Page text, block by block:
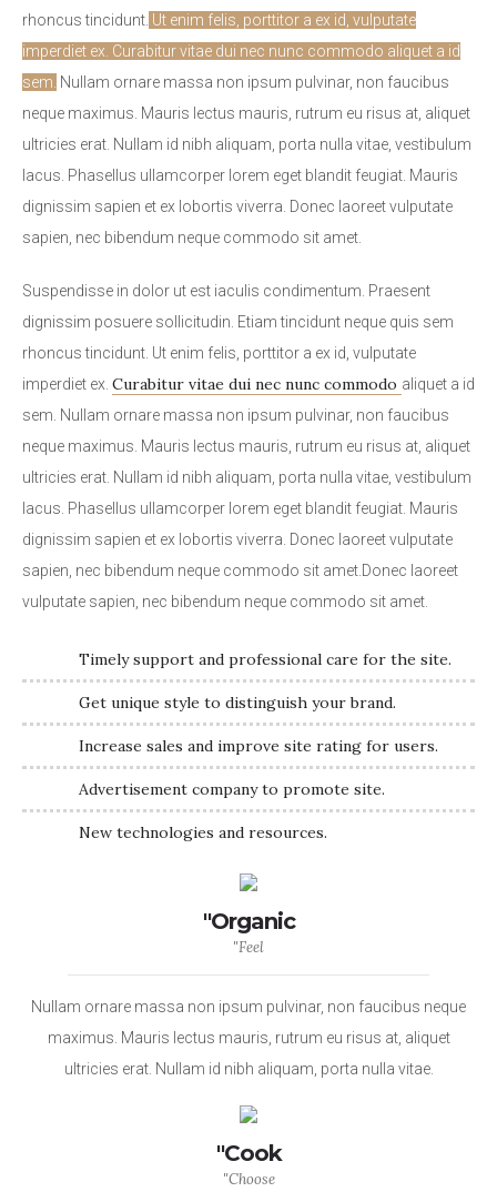
rhoncus tincidunt. Ut enim felis, porttitor a ex id, vulputate
imperdiet ex. Curabitur vitae dui nec nunc commodo aliquet a id
sem. Nullam ornare massa non ipsum pulvinar, non faucibus
neque maximus. Mauris lectus mauris, rutrum eu risus at, aliquet
ultricies erat. Nullam id nibh aliquam, porta nulla vitae, vestibulum
lacus. Phasellus ullamcorper lorem eget blandit feugiat. Mauris
dignissim sapien et ex lobortis viverra. Donec laoreet vulputate
sapien, nec bibendum neque commodo sit amet.
Suspendisse in dolor ut est iaculis condimentum. Praesent
dignissim posuere sollicitudin. Etiam tincidunt neque quis sem
rhoncus tincidunt. Ut enim felis, porttitor a ex id, vulputate
imperdiet ex. Curabitur vitae dui nec nunc commodo aliquet a id
sem. Nullam ornare massa non ipsum pulvinar, non faucibus
neque maximus. Mauris lectus mauris, rutrum eu risus at, aliquet
ultricies erat. Nullam id nibh aliquam, porta nulla vitae, vestibulum
lacus. Phasellus ullamcorper lorem eget blandit feugiat. Mauris
dignissim sapien et ex lobortis viverra. Donec laoreet vulputate
sapien, nec bibendum neque commodo sit amet.Donec laoreet
vulputate sapien, nec bibendum neque commodo sit amet.
Timely support and professional care for the site.
Get unique style to distinguish your brand.
Increase sales and improve site rating for users.
Advertisement company to promote site.
New technologies and resources.
"Organic
"Feel
Nullam ornare massa non ipsum pulvinar, non faucibus neque
maximus. Mauris lectus mauris, rutrum eu risus at, aliquet
ultricies erat. Nullam id nibh aliquam, porta nulla vitae.
"Cook
"Choose